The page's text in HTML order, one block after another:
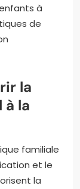
à
de
la
la
familiale
et le
la